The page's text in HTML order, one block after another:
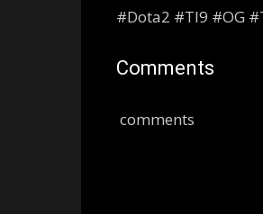
#Dota2 #TI9 #OG
Comments
comments